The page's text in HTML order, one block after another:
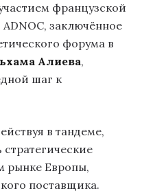
французской
заключённое
форума в
Алиева,
шаг к
в тандеме,
рынке Европы,
поставщика.